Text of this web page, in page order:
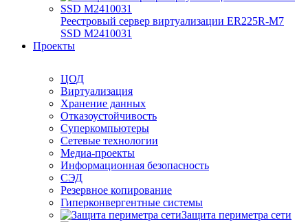
Реестровый сервер виртуализации ER225R-M7
SSD М2410031
Проекты
ЦОД
Виртуализация
Хранение данных
Отказоустойчивость
Суперкомпьютеры
Сетевые технологии
Медиа-проекты
Информационная безопасность
СЭД
Резервное копирование
Гиперконвергентные системы
Защита периметра сети